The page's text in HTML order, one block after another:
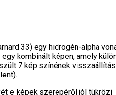
33) egy hidrogén-alpha
kombinált képen, amely
7 kép színének
e képek szerepéről jól tükrözi